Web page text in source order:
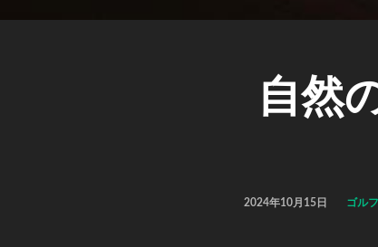
自然
2024年10月15日 ゴル